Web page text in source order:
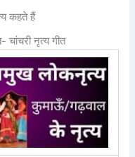
कहते हैं
चांचरी नृत्य गीत